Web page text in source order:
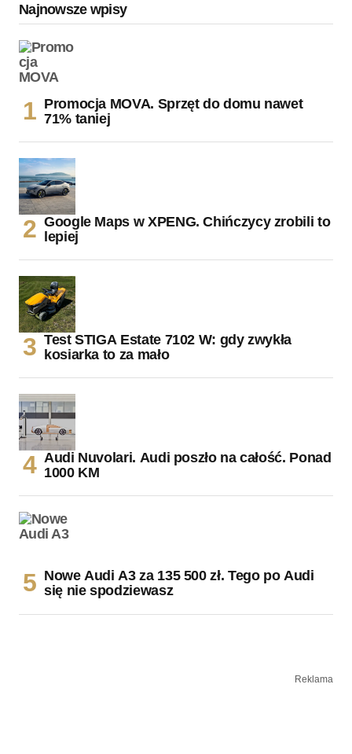
Najnowsze wpisy
Promocja MOVA. Sprzęt do domu nawet
71% taniej
Google Maps w XPENG. Chińczycy zrobili to
lepiej
Test STIGA Estate 7102 W: gdy zwykła
kosiarka to za mało
Audi Nuvolari. Audi poszło na całość. Ponad
1000 KM
Nowe Audi A3 za 135 500 zł. Tego po Audi
się nie spodziewasz
Reklama